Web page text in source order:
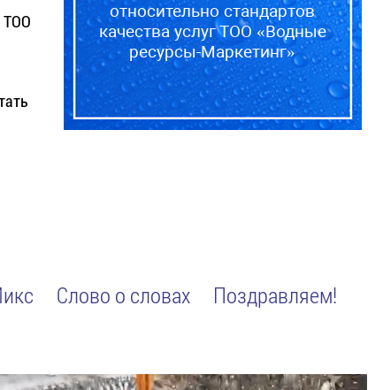
ТОО
относительно стандартов
качества услуг ТОО «Водные
ресурсы-Маркетинг»
Слово о словах
Поздравляем!